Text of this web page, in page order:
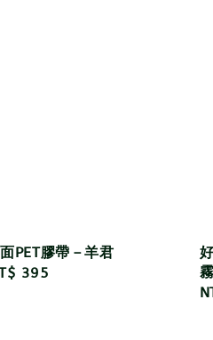
PET膠帶－羊君
395